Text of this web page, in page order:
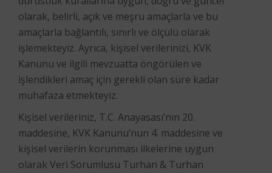
olarak, belirli, açık ve meşru amaçlarla ve bu
amaçlarla bağlantılı, sınırlı ve ölçülü olarak
işlemekteyiz. Ayrıca, kişisel verilerinizi, KVK
Kanunu ve ilgili mevzuatta öngörülen ve
işlendikleri amaç için gerekli olan süre kadar
muhafaza etmekteyiz.
Kişisel verileriniz, T.C. Anayasası’nın 20.
maddesine, KVK Kanunu’nun 4. maddesine ve
kişisel verilerin korunması ilkelerine uygun
olarak Veri Sorumlusu Turhan & Turhan